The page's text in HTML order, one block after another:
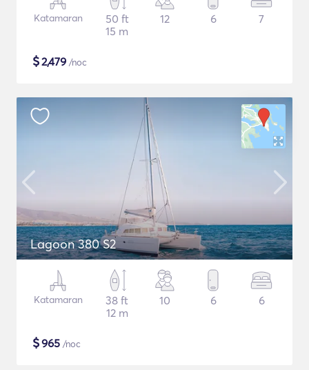
Katamaran
50 ft
15 m
12 6 7
$2,479 /noc
Lagoon 380 S2
Katamaran
38 ft
12 m
10 6 6
$965 /noc